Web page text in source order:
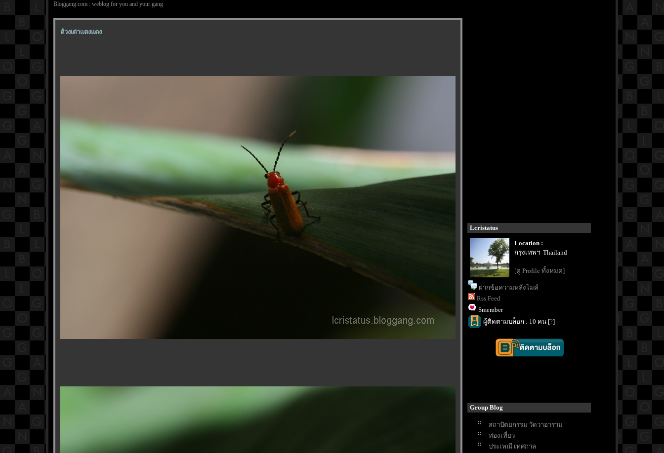
Bloggang.com : weblog for you and your gang
ด้วงเต่าแตงแดง
Lcristatus
Location :
กรุงเทพฯ Thailand
[ดู Profile ทั้งหมด]
ฝากข้อความหลังไมค์
Rss Feed
Smember
ผู้ติดตามบล็อก : 10 คน [?]
Group Blog
สถาปัตยกรรม วัดวาอาราม
ท่องเที่ยว
ประเพณี เทศกาล